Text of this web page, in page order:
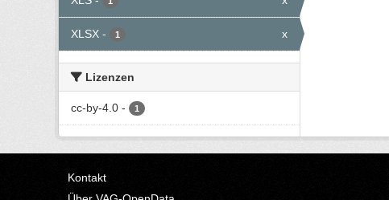
XLSX - 1 x
Lizenzen
cc-by-4.0 - 1
Kontakt